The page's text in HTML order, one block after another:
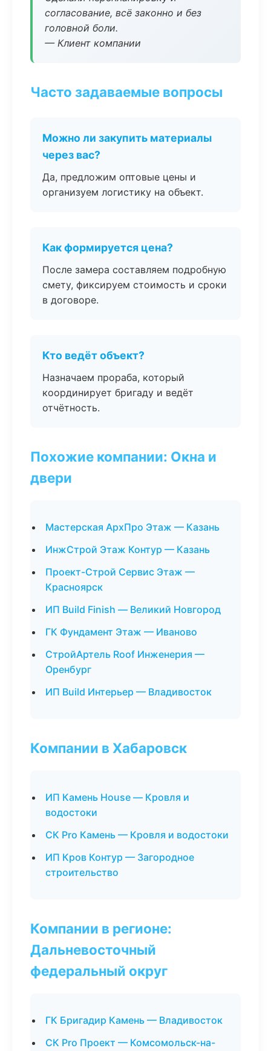
согласование, всё законно и без
головной боли.
— Клиент компании
Часто задаваемые вопросы
Можно ли закупить материалы
через вас?
Да, предложим оптовые цены и
организуем логистику на объект.
Как формируется цена?
После замера составляем подробную
смету, фиксируем стоимость и сроки
в договоре.
Кто ведёт объект?
Назначаем прораба, который
координирует бригаду и ведёт
отчётность.
Похожие компании: Окна и
двери
Мастерская АрхПро Этаж — Казань
ИнжСтрой Этаж Контур — Казань
Проект-Строй Сервис Этаж —
Красноярск
ИП Build Finish — Великий Новгород
ГК Фундамент Этаж — Иваново
СтройАртель Roof Инженерия —
Оренбург
ИП Build Интерьер — Владивосток
Компании в Хабаровск
ИП Камень House — Кровля и
водостоки
СК Pro Камень — Кровля и водостоки
ИП Кров Контур — Загородное
строительство
Компании в регионе:
Дальневосточный
федеральный округ
ГК Бригадир Камень — Владивосток
СК Pro Проект — Комсомольск-на-